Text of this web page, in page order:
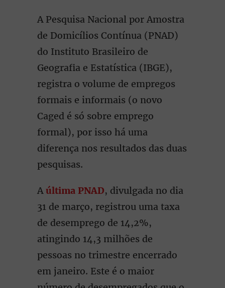
A Pesquisa Nacional por Amostra
de Domicílios Contínua (PNAD)
do Instituto Brasileiro de
Geografia e Estatística (IBGE),
registra o volume de empregos
formais e informais (o novo
Caged é só sobre emprego
formal), por isso há uma
diferença nos resultados das duas
pesquisas.
Aúltima PNAD, divulgada no dia
31 de março, registrou uma taxa
de desemprego de 14,2%,
atingindo 14,3 milhões de
pessoas no trimestre encerrado
em janeiro. Este é o maior